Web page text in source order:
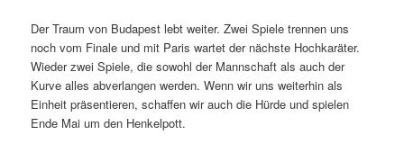
Der Traum von Budapest lebt weiter. Zwei Spiele trennen uns
noch vom Finale und mit Paris wartet der nächste Hochkaräter.
Wieder zwei Spiele, die sowohl der Mannschaft als auch der
Kurve alles abverlangen werden. Wenn wir uns weiterhin als
Einheit präsentieren, schaffen wir auch die Hürde und spielen
Ende Mai um den Henkelpott.